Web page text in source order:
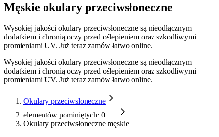
Męskie okulary przeciwsłoneczne
Wysokiej jakości okulary przeciwsłoneczne są nieodłącznym
dodatkiem i chronią oczy przed oślepieniem oraz szkodliwymi
promieniami UV. Już teraz zamów łatwo online.
Wysokiej jakości okulary przeciwsłoneczne są nieodłącznym
dodatkiem i chronią oczy przed oślepieniem oraz szkodliwymi
promieniami UV. Już teraz zamów łatwo online.
Okulary przeciwsłoneczne
elementów pominiętych: 0 …
Okulary przeciwsłoneczne męskie